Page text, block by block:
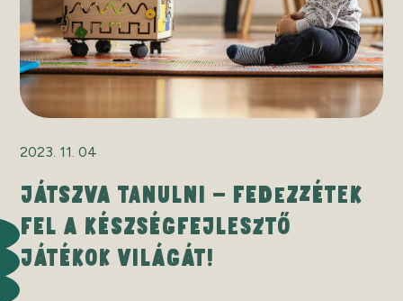
2023. 11. 04
JÁTSZVA TANULNI – FEDEZZÉTEK
FEL A KÉSZSÉGFEJLESZTŐ
JÁTÉKOK VILÁGÁT!